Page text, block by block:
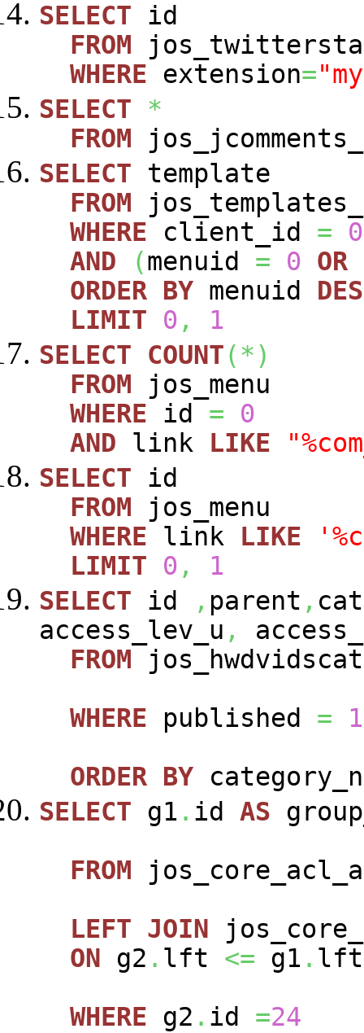
SELECT id
FROM
WHERE extension=
SELECT
*
FROM
SELECT template
FROM
WHERE client_id =
0
AND
(menuid = 0 OR
ORDER BY menuid
LIMIT
0 ,
1
SELECT
COUNT(*)
FROM jos_menu
WHERE id =
0
AND link LIKE
SELECT id
FROM jos_menu
WHERE link LIKE
LIMIT
0 ,
1
SELECT id , parent ,
access_lev_u ,
FROM
WHERE published =
1
ORDER BY
SELECT g1 . id AS
FROM
LEFT JOIN
ON g2 . lft <= g1 . lft
WHERE g2 . id =24